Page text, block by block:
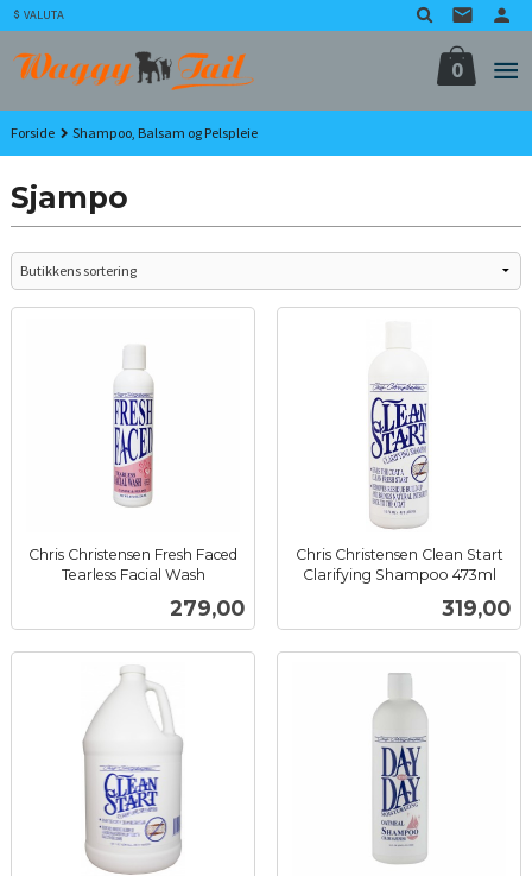
Gå
til
innholdet
VALUTA
0
Forside Shampoo, Balsam og Pelspleie
Sjampo
Chris Christensen Fresh Faced
Tearless Facial Wash
Pris
279,00
Chris Christensen Clean Start
Clarifying Shampoo 473ml
Pris
319,00